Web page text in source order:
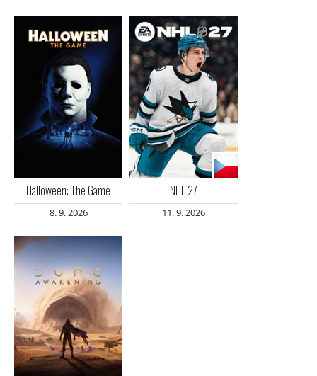
Halloween: The Game
8. 9. 2026
NHL 27
11. 9. 2026